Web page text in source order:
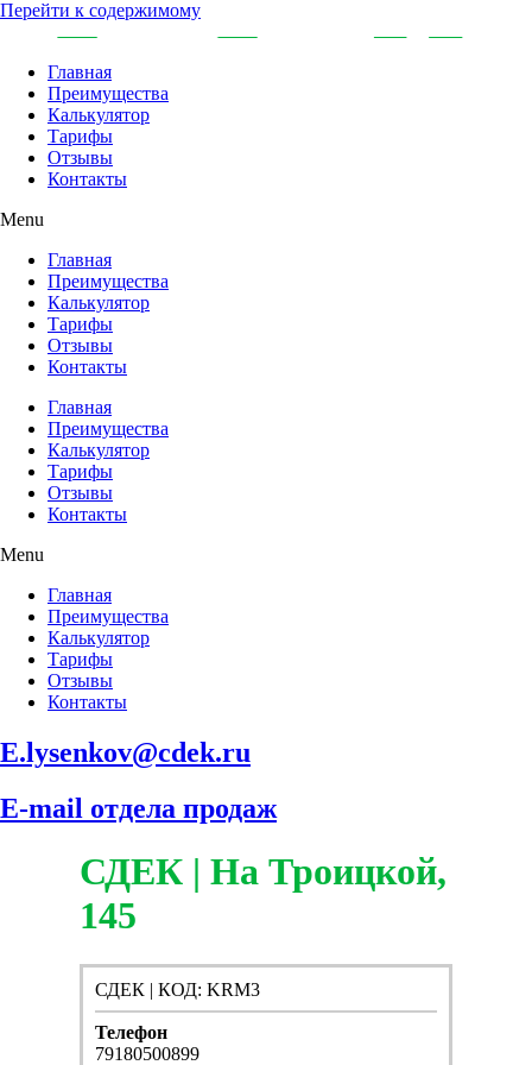
Перейти к содержимому
Главная
Преимущества
Калькулятор
Тарифы
Отзывы
Контакты
Menu
Главная
Преимущества
Калькулятор
Тарифы
Отзывы
Контакты
Главная
Преимущества
Калькулятор
Тарифы
Отзывы
Контакты
Menu
Главная
Преимущества
Калькулятор
Тарифы
Отзывы
Контакты
E.lysenkov@cdek.ru
E-mail отдела продаж
СДЕК | На Троицкой,
145
СДЕК | КОД: KRM3
Телефон
79180500899